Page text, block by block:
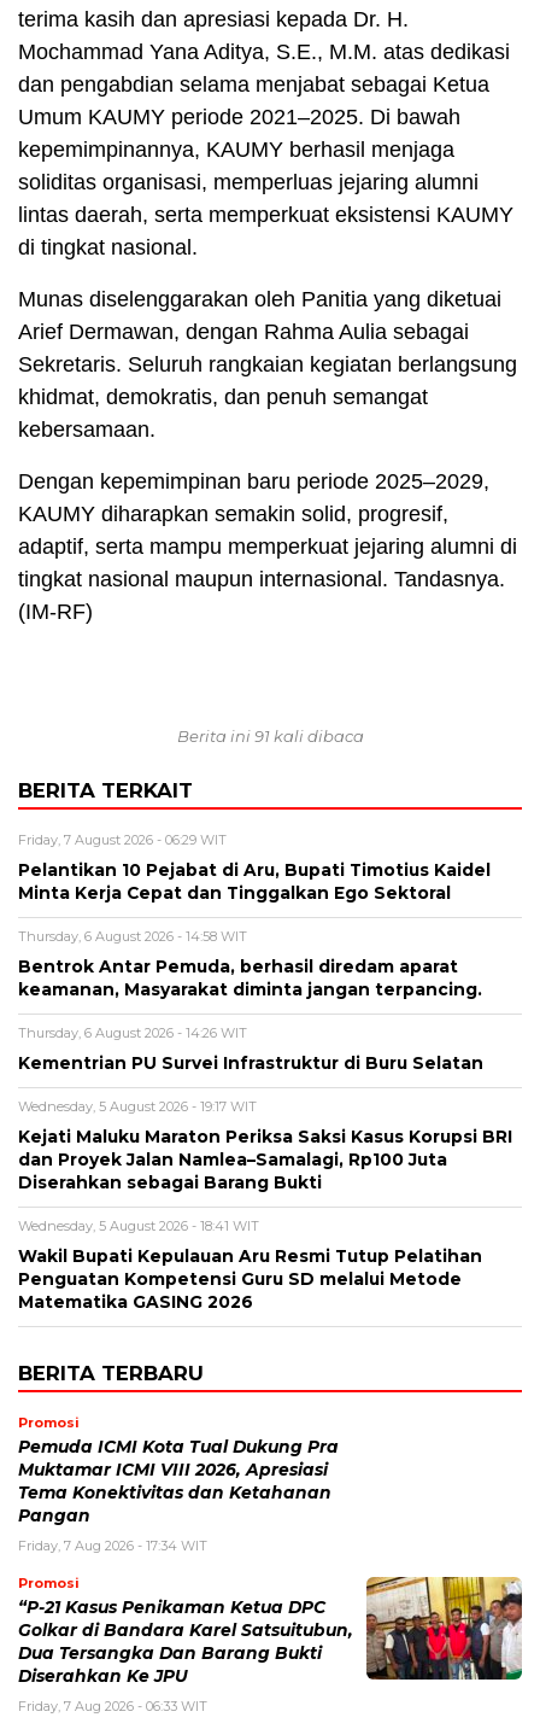
terima kasih dan apresiasi kepada Dr. H.
Mochammad Yana Aditya, S.E., M.M. atas dedikasi
dan pengabdian selama menjabat sebagai Ketua
Umum KAUMY periode 2021–2025. Di bawah
kepemimpinannya, KAUMY berhasil menjaga
soliditas organisasi, memperluas jejaring alumni
lintas daerah, serta memperkuat eksistensi KAUMY
di tingkat nasional.
Munas diselenggarakan oleh Panitia yang diketuai
Arief Dermawan, dengan Rahma Aulia sebagai
Sekretaris. Seluruh rangkaian kegiatan berlangsung
khidmat, demokratis, dan penuh semangat
kebersamaan.
Dengan kepemimpinan baru periode 2025–2029,
KAUMY diharapkan semakin solid, progresif,
adaptif, serta mampu memperkuat jejaring alumni di
tingkat nasional maupun internasional. Tandasnya.
(IM-RF)
Berita ini 91 kali dibaca
BERITA TERKAIT
Friday, 7 August 2026 - 06:29 WIT
Pelantikan 10 Pejabat di Aru, Bupati Timotius Kaidel
Minta Kerja Cepat dan Tinggalkan Ego Sektoral
Thursday, 6 August 2026 - 14:58 WIT
Bentrok Antar Pemuda, berhasil diredam aparat
keamanan, Masyarakat diminta jangan terpancing.
Thursday, 6 August 2026 - 14:26 WIT
Kementrian PU Survei Infrastruktur di Buru Selatan
Wednesday, 5 August 2026 - 19:17 WIT
Kejati Maluku Maraton Periksa Saksi Kasus Korupsi BRI
dan Proyek Jalan Namlea–Samalagi, Rp100 Juta
Diserahkan sebagai Barang Bukti
Wednesday, 5 August 2026 - 18:41 WIT
Wakil Bupati Kepulauan Aru Resmi Tutup Pelatihan
Penguatan Kompetensi Guru SD melalui Metode
Matematika GASING 2026
BERITA TERBARU
Promosi
Pemuda ICMI Kota Tual Dukung Pra
Muktamar ICMI VIII 2026, Apresiasi
Tema Konektivitas dan Ketahanan
Pangan
Friday, 7 Aug 2026 - 17:34 WIT
Promosi
“P-21 Kasus Penikaman Ketua DPC
Golkar di Bandara Karel Satsuitubun,
Dua Tersangka Dan Barang Bukti
Diserahkan Ke JPU
Friday, 7 Aug 2026 - 06:33 WIT